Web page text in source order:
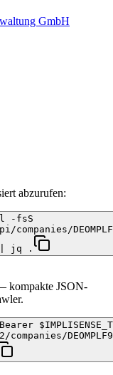
GmbH
abzurufen:
-fsS
| jq .
kompakte JSON-